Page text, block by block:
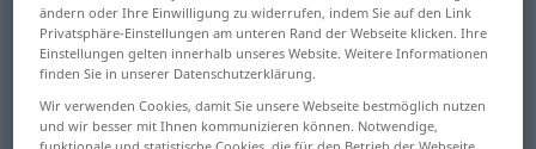
Übersicht aller Übersetzungen
(Für mehr Details die Übersetzung anklicken/antippen)
double-sided, two-sided
ändern oder Ihre Einwilligung zu widerrufen, indem Sie auf den Link
Privatsphäre-Einstellungen am unteren Rand der Webseite klicken. Ihre
Einstellungen gelten innerhalb unseres Website. Weitere Informationen
finden Sie in unserer Datenschutzerklärung.
Wir verwenden Cookies, damit Sie unsere Webseite bestmöglich nutzen
und wir besser mit Ihnen kommunizieren können. Notwendige,